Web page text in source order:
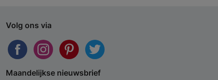
Volg ons via
Maandelijkse nieuwsbrief